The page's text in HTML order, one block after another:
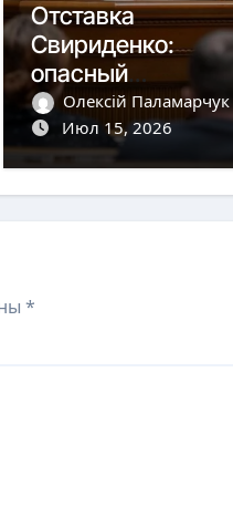
Отставка
Свириденко:
опасный
прецедент для
Конституции
Олексій Паламарчук
Июл 15, 2026
*